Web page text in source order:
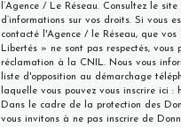
l’Agence / Le Réseau. Consultez le site
d’informations sur vos droits. Si vous
contacté l'Agence / le Réseau, que
Libertés » ne sont pas respectés, vous
réclamation à la CNIL. Nous vous
liste d'opposition au démarchage
laquelle vous pouvez vous inscrire ici :
Dans le cadre de la protection des
vous invitons à ne pas inscrire de